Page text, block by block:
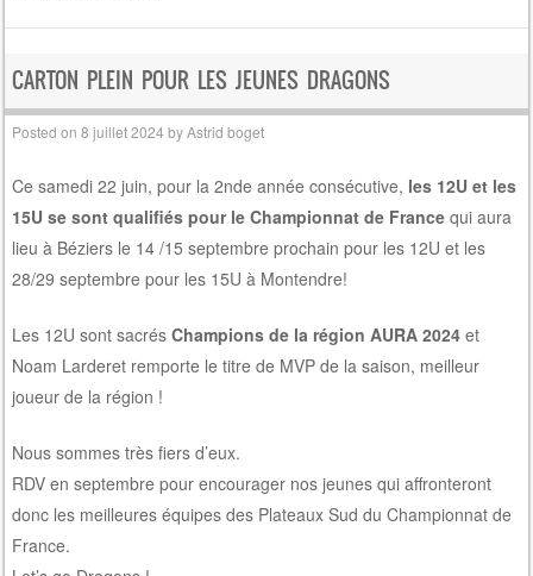
CARTON PLEIN POUR LES JEUNES DRAGONS
Posted on8 juillet 2024 byAstrid boget
Ce samedi 22 juin, pour la 2nde année consécutive, les 12U et les
15U se sont qualifiés pour le Championnat de France qui aura
lieu à Béziers le 14 /15 septembre prochain pour les 12U et les
28/29 septembre pour les 15U à Montendre!
Les 12U sont sacrésChampions de la région AURA 2024 et
Noam Larderet remporte le titre de MVP de la saison, meilleur
joueur de la région !
Nous sommes très fiers d’eux.
RDV en septembre pour encourager nos jeunes qui affronteront
donc les meilleures équipes des Plateaux Sud du Championnat de
France.